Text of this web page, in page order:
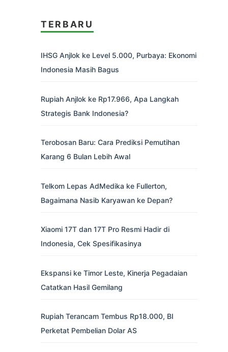
TERBARU
IHSG Anjlok ke Level 5.000, Purbaya: Ekonomi
Indonesia Masih Bagus
Rupiah Anjlok ke Rp17.966, Apa Langkah
Strategis Bank Indonesia?
Terobosan Baru: Cara Prediksi Pemutihan
Karang 6 Bulan Lebih Awal
Telkom Lepas AdMedika ke Fullerton,
Bagaimana Nasib Karyawan ke Depan?
Xiaomi 17T dan 17T Pro Resmi Hadir di
Indonesia, Cek Spesifikasinya
Ekspansi ke Timor Leste, Kinerja Pegadaian
Catatkan Hasil Gemilang
Rupiah Terancam Tembus Rp18.000, BI
Perketat Pembelian Dolar AS